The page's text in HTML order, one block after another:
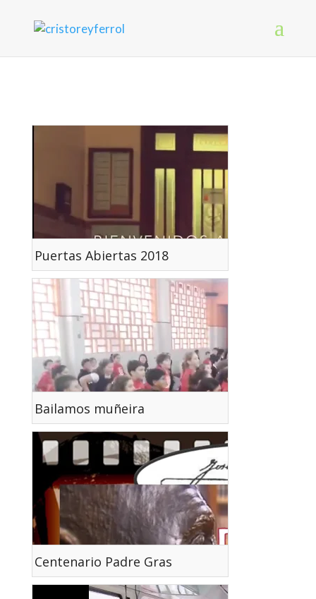
Puertas Abiertas 2018
Bailamos muñeira
Centenario Padre Gras